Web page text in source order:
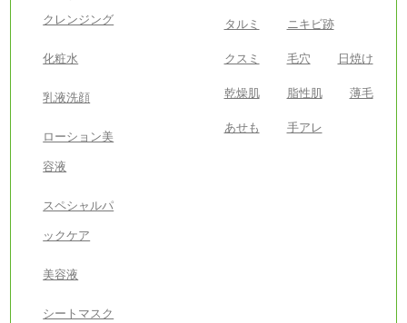
クレンジング
化粧水
乳液洗顔
ローション美
容液
スペシャルパ
ックケア
美容液
シートマスク
タルミ
ニキビ跡
クスミ
毛穴
日焼け
乾燥肌
脂性肌
薄毛
あせも
手アレ